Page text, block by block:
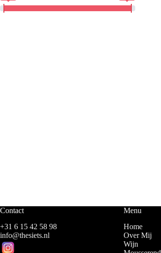
Contact
+31 6 15 42 58 98
info@thesiets.nl
Menu
Home
Over Mij
Wijn